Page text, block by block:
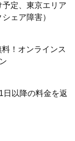
定、東京エリア
ェア障害）
料！オンラインス
日以降の料金を返